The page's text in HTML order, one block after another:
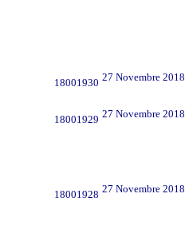
18001930 27 Novembre 2018
18001929 27 Novembre 2018
18001928 27 Novembre 2018